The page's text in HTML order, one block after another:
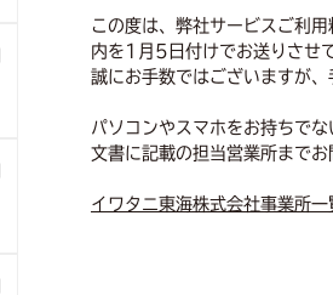
この度は、弊社サービスご利
内を1月5日付けでお送りさせ
誠にお手数ではございますが、
パソコンやスマホをお持ちで
文書に記載の担当営業所までお
イワタニ東海株式会社事業所一